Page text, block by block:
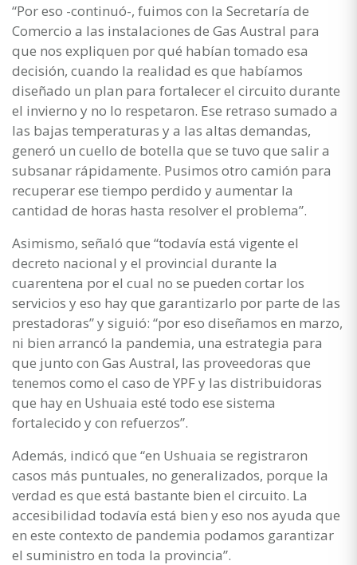
“Por eso -continuó-, fuimos con la Secretaría de
Comercio a las instalaciones de Gas Austral para
que nos expliquen por qué habían tomado esa
decisión, cuando la realidad es que habíamos
diseñado un plan para fortalecer el circuito durante
el invierno y no lo respetaron. Ese retraso sumado a
las bajas temperaturas y a las altas demandas,
generó un cuello de botella que se tuvo que salir a
subsanar rápidamente. Pusimos otro camión para
recuperar ese tiempo perdido y aumentar la
cantidad de horas hasta resolver el problema”.
Asimismo, señaló que “todavía está vigente el
decreto nacional y el provincial durante la
cuarentena por el cual no se pueden cortar los
servicios y eso hay que garantizarlo por parte de las
prestadoras” y siguió: “por eso diseñamos en marzo,
ni bien arrancó la pandemia, una estrategia para
que junto con Gas Austral, las proveedoras que
tenemos como el caso de YPF y las distribuidoras
que hay en Ushuaia esté todo ese sistema
fortalecido y con refuerzos”.
Además, indicó que “en Ushuaia se registraron
casos más puntuales, no generalizados, porque la
verdad es que está bastante bien el circuito. La
accesibilidad todavía está bien y eso nos ayuda que
en este contexto de pandemia podamos garantizar
el suministro en toda la provincia”.